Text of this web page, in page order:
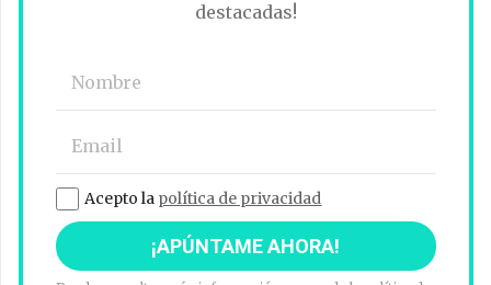
destacadas!
Acepto la política de privacidad